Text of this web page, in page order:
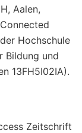
Aalen,
Hochschule
Bildung und
13FH5I02IA).
Zeitschrift